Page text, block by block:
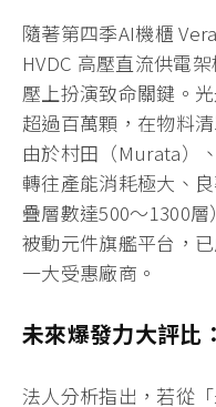
隨著第四季AI機櫃
HVDC 高壓直流供電
壓上扮演致命關鍵。
超過百萬顆，在物料
由於村田（Murata）
轉往產能消耗極大、
疊層數達500～1300
被動元件旗艦平台，
一大受惠廠商。
未來爆發力大評比
法人分析指出，若從